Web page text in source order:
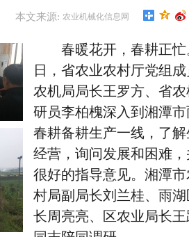
本文来源: 农业机械化信息网
春暖花开，春耕正忙
日，省农业农村厅党组
农机局局长王罗方、省农
研员李柏槐深入到湘潭
春耕备耕生产一线，了
经营，询问发展和困难，
很好的指导意见。湘潭市
村局副局长刘兰桂、雨
长周亮亮、区农业局长